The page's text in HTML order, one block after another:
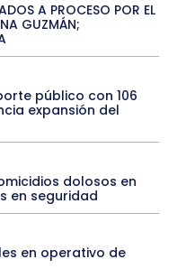
A PROCESO POR EL
GUZMÁN;
público con 106
expansión del
dolosos en
en seguridad
en operativo de